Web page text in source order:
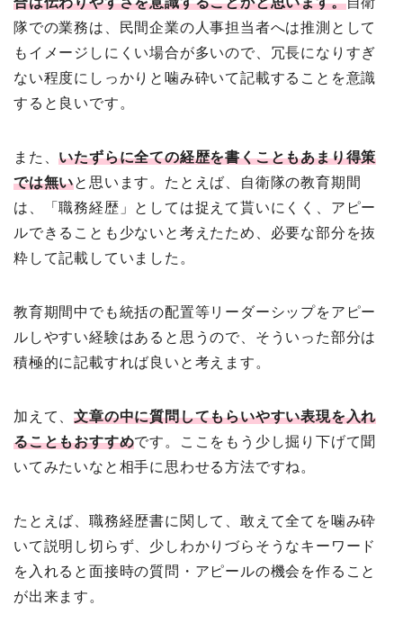
隊での業務は、民間企業の人事担当者へは推測として
もイメージしにくい場合が多いので、冗長になりすぎ
ない程度にしっかりと噛み砕いて記載することを意識
すると良いです。
また、いたずらに全ての経歴を書くこともあまり得策
では無いと思います。たとえば、自衛隊の教育期間
は、「職務経歴」としては捉えて貰いにくく、アピー
ルできることも少ないと考えたため、必要な部分を抜
粋して記載していました。
教育期間中でも統括の配置等リーダーシップをアピー
ルしやすい経験はあると思うので、そういった部分は
積極的に記載すれば良いと考えます。
加えて、文章の中に質問してもらいやすい表現を入れ
ることもおすすめです。ここをもう少し掘り下げて聞
いてみたいなと相手に思わせる方法ですね。
たとえば、職務経歴書に関して、敢えて全てを噛み砕
いて説明し切らず、少しわかりづらそうなキーワード
を入れると面接時の質問・アピールの機会を作ること
が出来ます。